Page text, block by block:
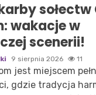
sołectw
wakacje w
scenerii!
9 sierpnia 2026 11
jest miejscem
gdzie tradycja